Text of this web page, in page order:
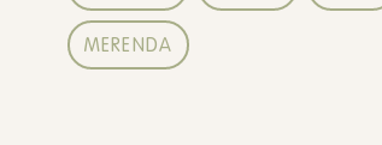
MERENDA